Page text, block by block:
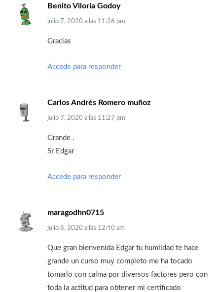
Benito Viloria Godoy
julio 7, 2020 a las 11:26 pm
Gracias
Accede para responder
Carlos Andrés Romero muñoz
julio 7, 2020 a las 11:27 pm
Grande .
Sr Edgar
Accede para responder
maragodhn0715
julio 8, 2020 a las 12:40 am
Que gran bienvenida Edgar tu humildad te hace
grande un curso muy completo me ha tocado
tomarlo con calma por diversos factores pero con
toda la actitud para obtener mi certificado